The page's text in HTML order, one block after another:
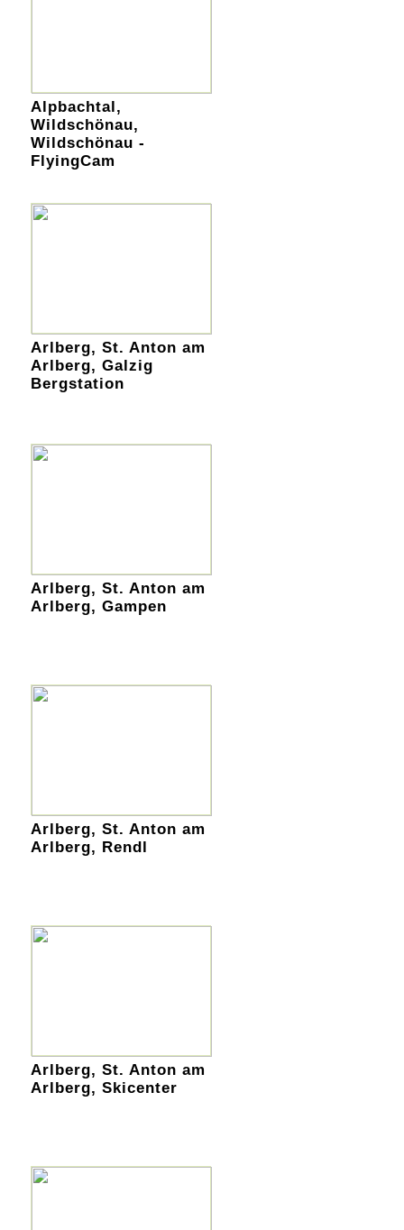
Alpbachtal,
Wildschönau,
Wildschönau -
FlyingCam
Arlberg, St. Anton am
Arlberg, Galzig
Bergstation
Arlberg, St. Anton am
Arlberg, Gampen
Arlberg, St. Anton am
Arlberg, Rendl
Arlberg, St. Anton am
Arlberg, Skicenter